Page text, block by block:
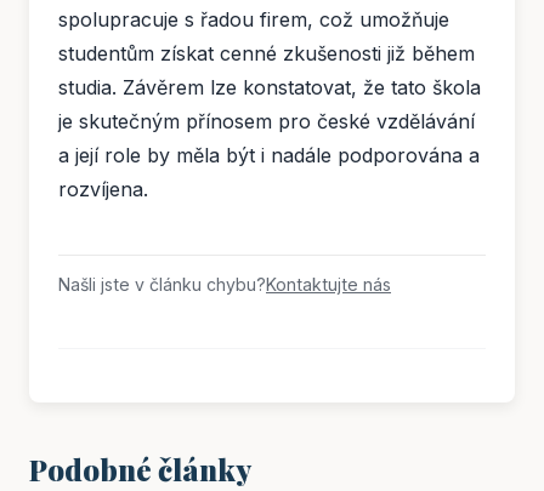
spolupracuje s řadou firem, což umožňuje
studentům získat cenné zkušenosti již během
studia. Závěrem lze konstatovat, že tato škola
je skutečným přínosem pro české vzdělávání
a její role by měla být i nadále podporována a
rozvíjena.
Našli jste v článku chybu?Kontaktujte nás
Podobné články